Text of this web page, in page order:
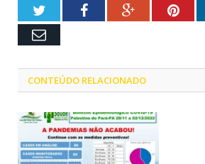
TwitterFacebookGoogle+
Email
CONTEÚDO RELACIONADO